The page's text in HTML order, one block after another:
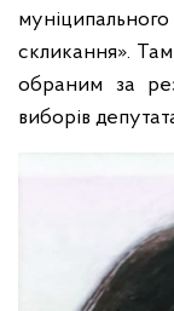
скликання».
обраним за
виборів